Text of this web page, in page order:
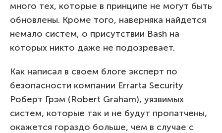
много тех, которые в принципе не могут быть
обновлены. Кроме того, наверняка найдется
немало систем, о присутствии Bash на
которых никто даже не подозревает.
Как написал в своем блоге эксперт по
безопасности компании Errarta Security
Роберт Грэм (Robert Graham), уязвимых
систем, которые так и не будут пропатчены,
окажется гораздо больше, чем в случае с